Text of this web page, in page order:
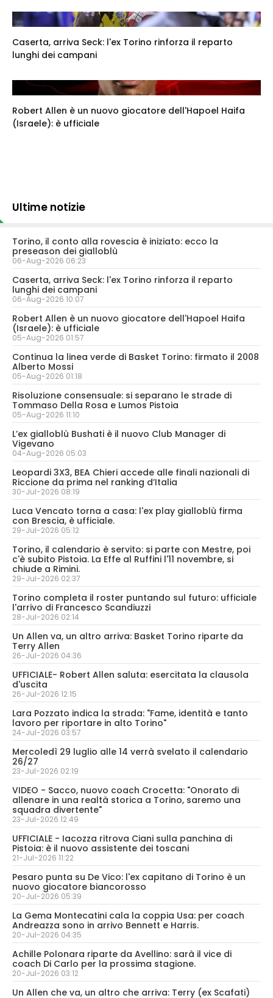
Caserta, arriva Seck: l'ex Torino rinforza il reparto
lunghi dei campani
Robert Allen è un nuovo giocatore dell'Hapoel Haifa
(Israele): è ufficiale
Ultime notizie
Torino, il conto alla rovescia è iniziato: ecco la
preseason dei gialloblù
06-Aug-2026 06:23
Caserta, arriva Seck: l'ex Torino rinforza il reparto
lunghi dei campani
06-Aug-2026 10:07
Robert Allen è un nuovo giocatore dell'Hapoel Haifa
(Israele): è ufficiale
05-Aug-2026 01:57
Continua la linea verde di Basket Torino: firmato il 2008
Alberto Mossi
05-Aug-2026 01:18
Risoluzione consensuale: si separano le strade di
Tommaso Della Rosa e Lumos Pistoia
05-Aug-2026 11:10
L’ex gialloblù Bushati è il nuovo Club Manager di
Vigevano
04-Aug-2026 05:03
Leopardi 3X3, BEA Chieri accede alle finali nazionali di
Riccione da prima nel ranking d’Italia
30-Jul-2026 08:19
Luca Vencato torna a casa: l'ex play gialloblù firma
con Brescia, è ufficiale.
29-Jul-2026 05:12
Torino, il calendario è servito: si parte con Mestre, poi
c'è subito Pistoia. La Effe al Ruffini l'11 novembre, si
chiude a Rimini.
29-Jul-2026 02:37
Torino completa il roster puntando sul futuro: ufficiale
l'arrivo di Francesco Scandiuzzi
28-Jul-2026 02:14
Un Allen va, un altro arriva: Basket Torino riparte da
Terry Allen
26-Jul-2026 04:36
UFFICIALE- Robert Allen saluta: esercitata la clausola
d'uscita
26-Jul-2026 12:15
Lara Pozzato indica la strada: "Fame, identità e tanto
lavoro per riportare in alto Torino"
24-Jul-2026 03:57
Mercoledì 29 luglio alle 14 verrà svelato il calendario
26/27
23-Jul-2026 02:19
VIDEO - Sacco, nuovo coach Crocetta: "Onorato di
allenare in una realtà storica a Torino, saremo una
squadra divertente"
23-Jul-2026 12:49
UFFICIALE - Iacozza ritrova Ciani sulla panchina di
Pistoia: è il nuovo assistente dei toscani
21-Jul-2026 11:22
Pesaro punta su De Vico: l'ex capitano di Torino è un
nuovo giocatore biancorosso
20-Jul-2026 05:39
La Gema Montecatini cala la coppia Usa: per coach
Andreazza sono in arrivo Bennett e Harris.
20-Jul-2026 04:35
Achille Polonara riparte da Avellino: sarà il vice di
coach Di Carlo per la prossima stagione.
20-Jul-2026 03:12
Un Allen che va, un altro che arriva: Terry (ex Scafati)